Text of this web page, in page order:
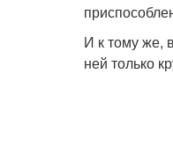
И к тому же,
ней только